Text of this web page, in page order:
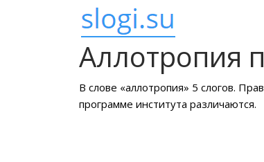
Аллотропия
В слове «аллотропия» 5 слогов.
программе института различаются.